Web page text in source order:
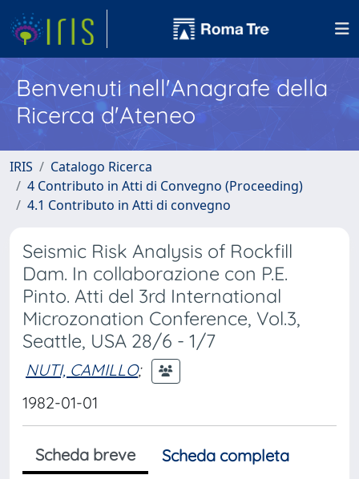
Benvenuti nell'Anagrafe della
Ricerca d'Ateneo
IRIS
Catalogo Ricerca
4 Contributo in Atti di Convegno (Proceeding)
4.1 Contributo in Atti di convegno
Seismic Risk Analysis of Rockfill
Dam. In collaborazione con P.E.
Pinto. Atti del 3rd International
Microzonation Conference, Vol.3,
Seattle, USA 28/6 - 1/7
NUTI, CAMILLO;
1982-01-01
Scheda breve
Scheda completa